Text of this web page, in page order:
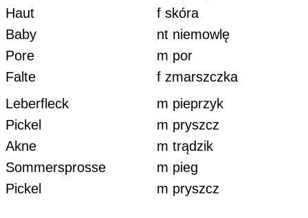
Haut
f skóra
Baby
nt niemowlę
Pore
m por
Falte
f zmarszczka
Leberfleck
m pieprzyk
Pickel
m pryszcz
Akne
m trądzik
Sommersprosse
m pieg
Pickel
m pryszcz